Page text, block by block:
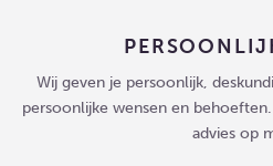
Wij geven je persoonlijk,
persoonlijke wensen en behoeften.
advies op